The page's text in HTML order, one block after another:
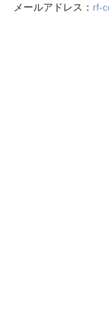
メールアドレス： rf-